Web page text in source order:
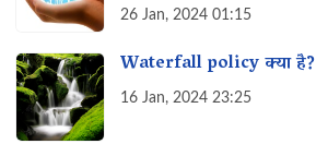
26 Jan, 2024 01:15
Waterfall policy क्या है?
16 Jan, 2024 23:25